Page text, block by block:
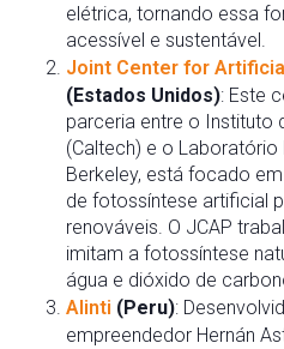
elétrica, tornando essa
acessível e sustentável.
Joint Center for
(Estados Unidos): Este
parceria entre o Instituto
(Caltech) e o
Berkeley, está focado
de fotossíntese artificial
renováveis. O JCAP
imitam a fotossíntese
água e dióxido de
Alinti (Peru):
empreendedor Hernán